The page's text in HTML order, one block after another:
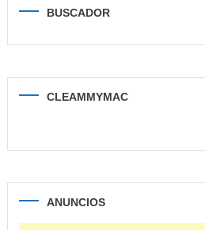
BUSCADOR
CLEAMMYMAC
ANUNCIOS